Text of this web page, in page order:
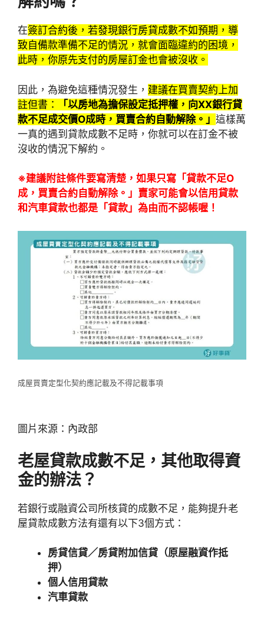
在簽訂合約後，若發現銀行房貸成數不如預期，導
致自備款準備不足的情況，就會面臨違約的困境，
此時，你原先支付的房屋訂金也會被沒收。
因此，為避免這種情況發生， 建議在買賣契約上加
註但書：
「以房地為擔保設定抵押權，向XX銀行貸
款不足成交價O成時，買賣合約自動解除。」 這樣萬
一真的遇到貸款成數不足時，你就可以在訂金不被
沒收的情況下解約。
※建議附註條件要寫清楚，如果只寫「貸款不足O
成，買賣合約自動解除。」賣家可能會以信用貸款
和汽車貸款也都是「貸款」為由而不認帳喔！
成屋買賣定型化契約應記載及不得記載事項
圖片來源：內政部
老屋貸款成數不足，其他取得資
金的辦法？
若銀行或融資公司所核貸的成數不足，能夠提升老
屋貸款成數方法有還有以下3個方式：
房貸信貸／房貸附加信貸（原屋融資作抵
押）
個人信用貸款
汽車貸款